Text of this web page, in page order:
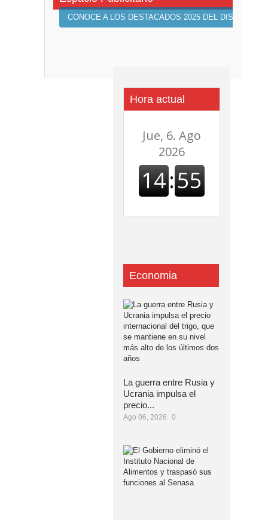
CONOCE A LOS DESTACADOS 2025 DEL DISTRITO
Hora actual
Economia
La guerra entre Rusia y
Ucrania impulsa el
precio...
Ago 06, 2026 0